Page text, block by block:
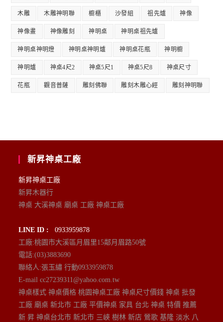
木雕 木雕神明聯 櫥櫃 沙發組 祖先爐 神像
神像畫 神像雕刻 神明桌 神明桌祖先爐
神明桌神明燈 神明桌神明爐 神明桌花瓶 神明櫥
神明爐 神桌4尺2 神桌5尺1 神桌5尺8 神桌尺寸
花瓶 觀音普薩 雕刻佛聯 雕刻木雕心經 雕刻神明聯
新昇神桌工廠
新昇神桌工廠
新昇木器行
神桌 大溪神桌 廟桌 工廠 神桌工廠
LINE ID :
0933959878
工廠:桃園市大溪區月眉里15鄰月眉路50號
電話:(03)3883690
聯絡人:張玉繡 行動0933959878
E-mail cc27239311@yahoo.com.tw
神桌樣式 神桌價格 桃園神桌工廠 神桌尺寸價錢 神桌 批發
工廠 廟桌 新北市 工廠 平價神桌 家具 台北 神桌 特價 推薦
新 昇 神桌台北市 新北市 三峽 樹林 新店 鶯歌 基隆 淡水 八